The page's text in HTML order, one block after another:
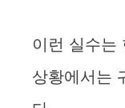
이런 실수는
상황에서는